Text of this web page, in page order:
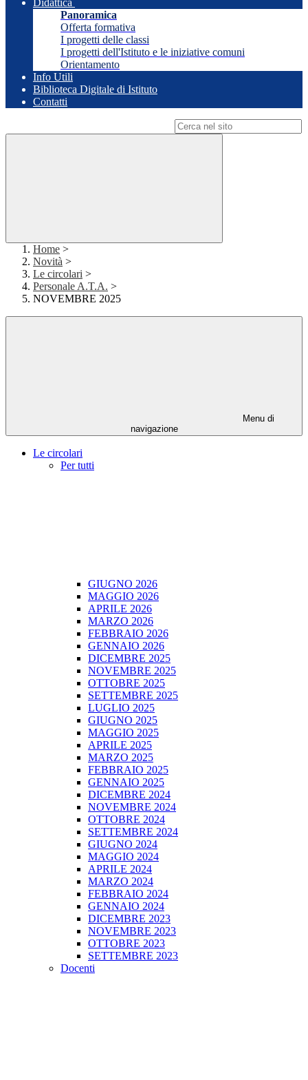
Didattica
Panoramica
Offerta formativa
I progetti delle classi
I progetti dell'Istituto e le iniziative comuni
Orientamento
Info Utili
Biblioteca Digitale di Istituto
Contatti
Home >
Novità >
Le circolari >
Personale A.T.A. >
NOVEMBRE 2025
Menu di
navigazione
Le circolari
Per tutti
GIUGNO 2026
MAGGIO 2026
APRILE 2026
MARZO 2026
FEBBRAIO 2026
GENNAIO 2026
DICEMBRE 2025
NOVEMBRE 2025
OTTOBRE 2025
SETTEMBRE 2025
LUGLIO 2025
GIUGNO 2025
MAGGIO 2025
APRILE 2025
MARZO 2025
FEBBRAIO 2025
GENNAIO 2025
DICEMBRE 2024
NOVEMBRE 2024
OTTOBRE 2024
SETTEMBRE 2024
GIUGNO 2024
MAGGIO 2024
APRILE 2024
MARZO 2024
FEBBRAIO 2024
GENNAIO 2024
DICEMBRE 2023
NOVEMBRE 2023
OTTOBRE 2023
SETTEMBRE 2023
Docenti